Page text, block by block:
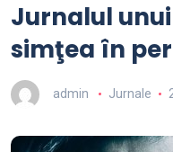
Jurnalul
simţea în
admin Jurnale